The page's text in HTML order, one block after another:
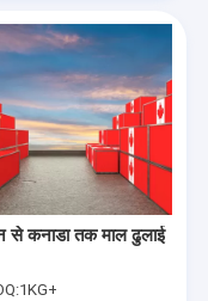
से कनाडा तक माल ढुलाई
1KG+